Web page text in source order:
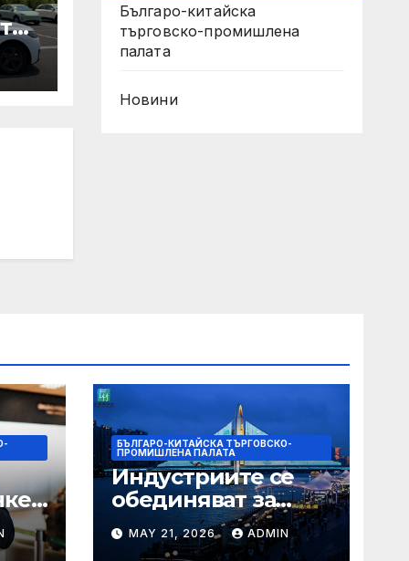
Българо-китайска
търговско-промишлена
палата
Новини
БЪЛГАРО-КИТАЙСКА ТЪРГОВСКО-
ПРОМИШЛЕНА ПАЛАТА
Индустриите се
обединяват за
висококачествен
растеж на
MAY 21, 2026 ADMIN